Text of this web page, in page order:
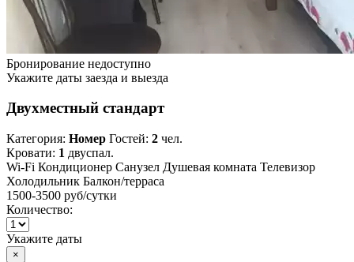
Бронирование недоступно
Укажите даты заезда и выезда
Двухместный стандарт
Категория: Номер Гостей: 2 чел.
Кровати: 1 двуспал.
Wi-Fi Кондиционер Санузел Душевая комната Телевизор
Холодильник Балкон/терраса
1500-3500 руб/сутки
Количество:
Укажите даты
×